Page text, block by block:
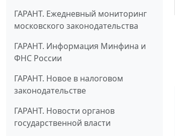
ГАРАНТ. Ежедневный мониторинг
московского законодательства
ГАРАНТ. Информация Минфина и
ФНС России
ГАРАНТ. Новое в налоговом
законодательстве
ГАРАНТ. Новости органов
государственной власти